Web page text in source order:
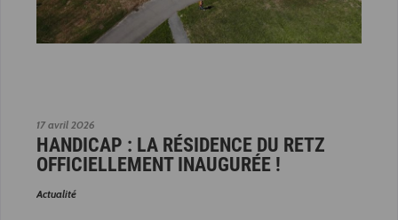
17 avril 2026
HANDICAP : LA RÉSIDENCE DU RETZ
OFFICIELLEMENT INAUGURÉE !
Actualité